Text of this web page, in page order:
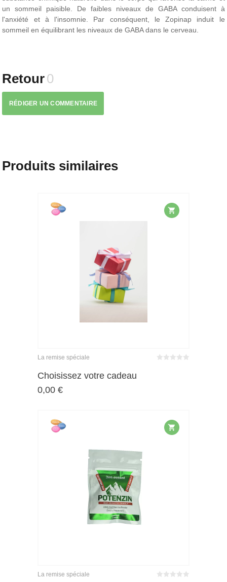
un sommeil paisible. De faibles niveaux de GABA conduisent à
l'anxiété et à l'insomnie. Par conséquent, le Zopinap induit le
sommeil en équilibrant les niveaux de GABA dans le cerveau.
Retour0
RÉDIGER UN COMMENTAIRE
Produits similaires
La remise spéciale
Choisissez votre cadeau
0,00 €
La remise spéciale